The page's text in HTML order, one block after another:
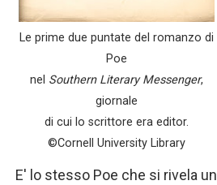
Le prime due puntate del romanzo di
Poe
nel Southern Literary Messenger,
giornale
di cui lo scrittore era editor.
©Cornell University Library
E' lo stesso Poe che si rivela un